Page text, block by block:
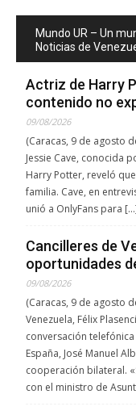
Mundo UR – Un
Noticias de
Actriz de Harry
contenido no
09/08/2026
(Caracas, 9 de agosto
Jessie Cave, conocida
Harry Potter, reveló
familia. Cave, en
unió a OnlyFans para
Cancilleres de
oportunidades
09/08/2026
(Caracas, 9 de agosto
Venezuela, Félix
conversación
España, José Manuel
cooperación bilateral.
con el ministro de